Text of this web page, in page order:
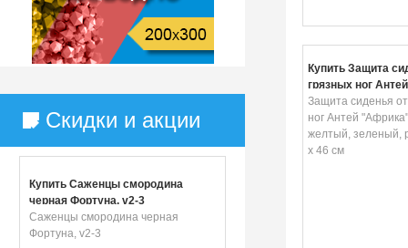
Скидки и акции
Купить Саженцы смородина
черная Фортуна, v2-3
Саженцы смородина черная
Фортуна, v2-3
Купить Защита
грязных ног
цвет: желтый,
розовый, 62 х 46
Защита сиденья
ног Антей
желтый, зеленый,
х 46 см